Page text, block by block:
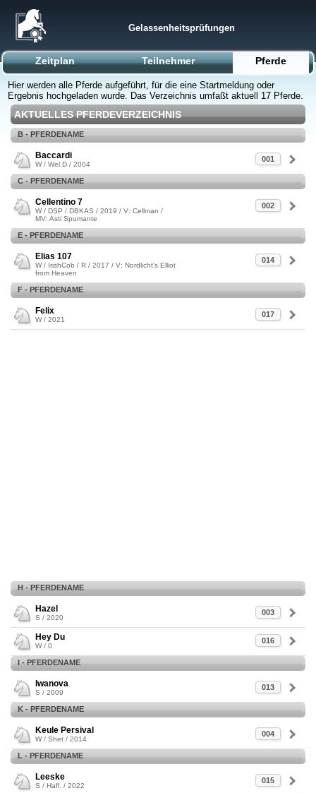
Gelassenheitsprüfungen
Zeitplan Teilnehmer Pferde
Hier werden alle Pferde aufgeführt, für die eine Startmeldung oder
Ergebnis hochgeladen wurde. Das Verzeichnis umfaßt aktuell 17 Pferde.
AKTUELLES PFERDEVERZEICHNIS
B - PFERDENAME
001
Baccardi
W / Wel.D / 2004
C - PFERDENAME
002
Cellentino 7
W / DSP / DBKAS / 2019 / V: Cellman /
MV: Asti Spumante
E - PFERDENAME
014
Elias 107
W / IrishCob / R / 2017 / V: Nordlicht's Elliot
from Heaven
F - PFERDENAME
017
Felix
W / 2021
H - PFERDENAME
003
Hazel
S / 2020
016
Hey Du
W / 0
I - PFERDENAME
013
Iwanova
S / 2009
K - PFERDENAME
004
Keule Persival
W / Shet / 2014
L - PFERDENAME
015
Leeske
S / Hafl. / 2022